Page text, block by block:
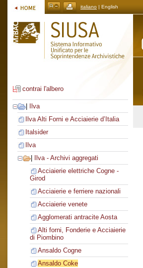
italiano | English
contrai l'albero
Ilva
Ilva Alti Forni e Acciaierie d’Italia
Italsider
Ilva
Ilva - Archivi aggregati
Acciaierie elettriche Cogne -
Girod
Acciaierie e ferriere nazionali
Acciaierie venete
Agglomerati antracite Aosta
Alti forni, Fonderie e Acciaierie
di Piombino
Ansaldo Cogne
Ansaldo Coke